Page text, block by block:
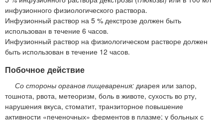
инфузионного физиологического раствора.
Инфузионный раствор на 5 % декстрозе должен быть
использован в течение 6 часов.
Инфузионный раствор на физиологическом растворе должен
быть использован в течение 12 часов.
Побочное действие
Со стороны органов пищеварения: диарея или запор,
тошнота, рвота, метеоризм, боль в животе, сухость во рту,
нарушения вкуса, стоматит, транзиторное повышение
активности «печеночных» ферментов в плазме; у больных с